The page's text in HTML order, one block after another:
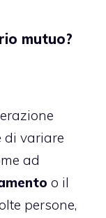
mutuo?
di variare
ad
o il
persone,